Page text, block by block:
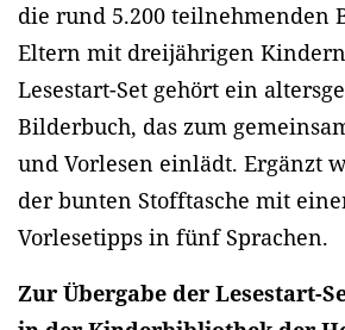
die rund 5.200 teilnehmenden
Eltern mit dreijährigen
Lesestart-Set gehört ein
Bilderbuch, das zum
und Vorlesen einlädt. Ergänzt
der bunten Stofftasche mit
Vorlesetipps in fünf Sprachen.
Zur Übergabe der Lesestart-